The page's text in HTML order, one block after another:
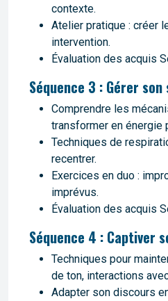
contexte.
Atelier pratique : créer
intervention.
Évaluation des acquis
Séquence 3 : Gérer
Comprendre les
transformer en énergie
Techniques de
recentrer.
Exercices en duo :
imprévus.
Évaluation des acquis
Séquence 4 : Captiver
Techniques pour
de ton, interactions
Adapter son discours